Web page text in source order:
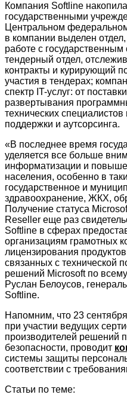
Компания Softline
государственными
Центральном
в компании выделен
работе с государственным
тендерный отдел,
контракты и курирующий
участия в тендерах;
спектр IT-услуг: от
развертывания
технических
поддержки и аутсорсинга.
«В последнее время
уделяется все больше
информатизации и
населения, особенно в
государственное и
здравоохранение, ЖКХ,
Получение статуса
Reseller еще раз
Softline в сферах
организациям грамотных
лицензирования
связанных с технической
решений Microsoft по
Руслан Белоусов,
Softline.
Напомним, что 23
при участии ведущих
производителей решений
безопасности, проводит
системы защиты
соответствии с
Статьи по теме: